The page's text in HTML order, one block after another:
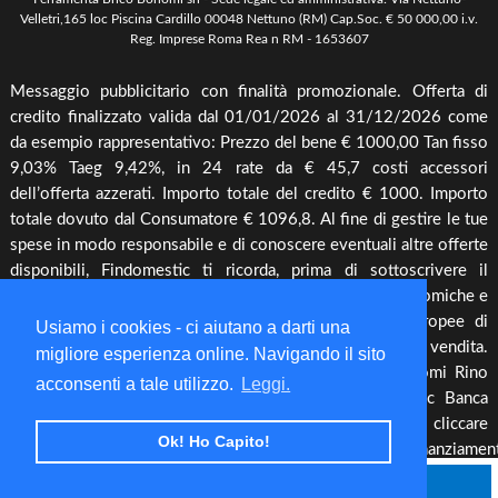
Usiamo i cookies - ci aiutano a darti una
migliore esperienza online. Navigando il sito
acconsenti a tale utilizzo.
Leggi.
Ok! Ho Capito!
Mangimi & Pet Care
Agricoltura
Irrigazione & Pompe
Riscaldamento & Pannelli solari & Bollitori
Elettronica & illuminazione
Cura piante
Offerte
Cambio, Resi e Rimborsi
Velletri,165 loc Piscina Cardillo 00048 Nettuno (RM) Cap.Soc. € 50 000,00 i.v.
Reg. Imprese Roma Rea n RM - 1653607
Messaggio pubblicitario con finalità promozionale. Offerta di
credito finalizzato valida dal 01/01/2026 al 31/12/2026 come
da esempio rappresentativo: Prezzo del bene € 1000,00 Tan fisso
9,03% Taeg 9,42%, in 24 rate da € 45,7 costi accessori
dell’offerta azzerati. Importo totale del credito € 1000. Importo
totale dovuto dal Consumatore € 1096,8. Al fine di gestire le tue
spese in modo responsabile e di conoscere eventuali altre offerte
disponibili, Findomestic ti ricorda, prima di sottoscrivere il
contratto, di prendere visione di tutte le condizioni economiche e
contrattuali, facendo riferimento alle Informazioni Europee di
Base sul Credito ai Consumatori (IEBCC) presso il punto vendita.
Salvo approvazione di Findomestic Banca S.p.A.. Bonomi Rino
opera quale intermediario del credito per Findomestic Banca
S.p.A., non in esclusiva, per maggiori info cliccare
https://www.findomestic.it/landing_page/ecommerce/